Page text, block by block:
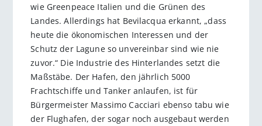
wie Greenpeace Italien und die Grünen des
Landes. Allerdings hat Bevilacqua erkannt, „dass
heute die ökonomischen Interessen und der
Schutz der Lagune so unvereinbar sind wie nie
zuvor.“ Die Industrie des Hinterlandes setzt die
Maßstäbe. Der Hafen, den jährlich 5000
Frachtschiffe und Tanker anlaufen, ist für
Bürgermeister Massimo Cacciari ebenso tabu wie
der Flughafen, der sogar noch ausgebaut werden